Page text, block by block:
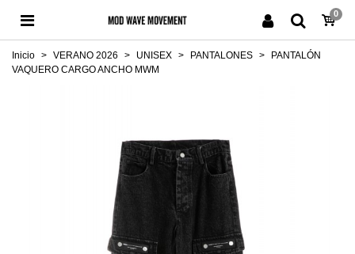
0
Inicio > VERANO 2026 > UNISEX > PANTALONES >
PANTALÓN
VAQUERO CARGO ANCHO MWM